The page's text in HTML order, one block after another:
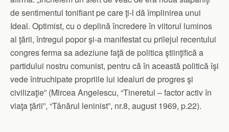
de sentimentul tonifiant pe care ţi-l dă împlinirea unui
Ideal. Optimist, cu o deplină încredere în viitorul luminos
al ţării, întregul popor şi-a manifestat cu prilejul recentului
congres ferma sa adeziune faţă de politica ştiinţifică a
partidului nostru comunist, pentru că în această politică îşi
vede întruchipate propriile lui idealuri de progres şi
civilizaţie” (Mircea Angelescu, “Tineretul – factor activ în
viaţa ţării”, “Tânărul leninist”, nr.8, august 1969, p.22).